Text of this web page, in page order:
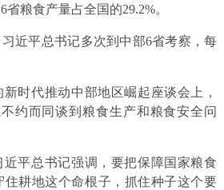
粮食产量占全国的29.2%。
近平总书记多次到中部6省考察，每
时代推动中部地区崛起座谈会上，
约而同谈到粮食生产和粮食安全问
近平总书记强调，要把保障国家粮食
耕地这个命根子，抓住种子这个要